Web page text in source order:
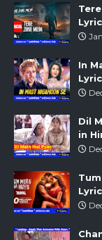
In
Dil
in